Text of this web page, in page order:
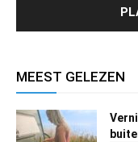
MEEST GELEZEN